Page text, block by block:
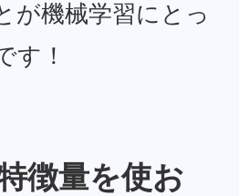
が機械学習にとっ
す！
徴量を使お